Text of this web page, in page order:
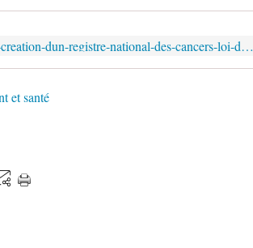
https://www.vie-publique.fr/loi/289931-creation-dun-registre-national-des-cancers-loi-du-30-juin-2025
et santé